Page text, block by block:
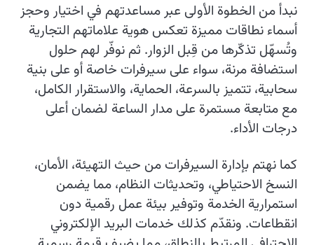
نبدأ من الخطوة الأولى عبر مساعدتهم في اختيار وحجز
أسماء نطاقات مميزة تعكس هوية علاماتهم التجارية
وتُسهّل تذكّرها من قِبل الزوار. ثم نوفّر لهم حلول
استضافة مرنة، سواء على سيرفرات خاصة أو على بنية
سحابية، تتميز بالسرعة، الحماية، والاستقرار الكامل،
مع متابعة مستمرة على مدار الساعة لضمان أعلى
درجات الأداء.
كما نهتم بإدارة السيرفرات من حيث التهيئة، الأمان،
النسخ الاحتياطي، وتحديثات النظام، مما يضمن
استمرارية الخدمة وتوفير بيئة عمل رقمية دون
انقطاعات. ونقدّم كذلك خدمات البريد الإلكتروني